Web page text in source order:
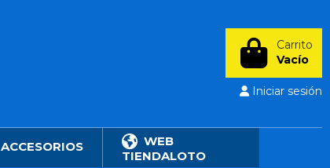
Carrito
Vacío
Iniciar sesión
ACCESORIOS
WEB
TIENDALOTO